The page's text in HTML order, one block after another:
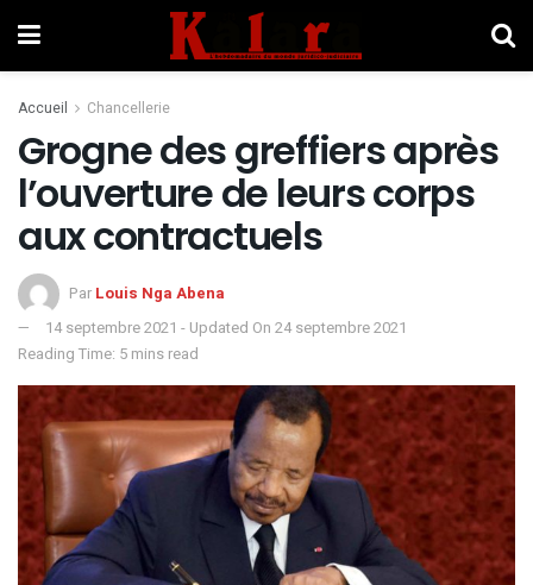
Accueil Chancellerie
Grogne des greffiers après
l’ouverture de leurs corps
aux contractuels
Par Louis Nga Abena
14 septembre 2021 - Updated On 24 septembre 2021
Reading Time: 5 mins read